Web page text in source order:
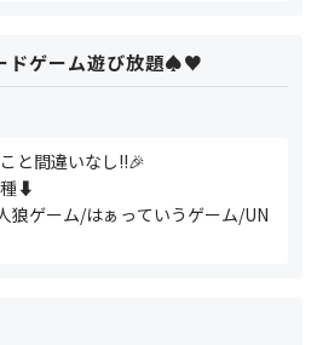
ドゲーム遊び放題♠️♥️
と間違いなし‼️🎉
⬇️
狼ゲーム/はぁっていうゲーム/UN